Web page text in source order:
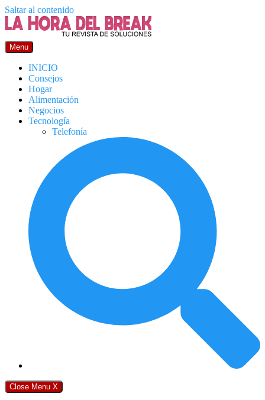
Saltar al contenido
Menu
INICIO
Consejos
Hogar
Alimentación
Negocios
Tecnología
Telefonía
Close Menu X